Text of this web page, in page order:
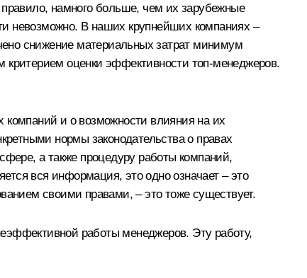
правило, намного больше, чем их зарубежные
невозможно. В наших крупнейших компаниях –
снижение материальных затрат минимум
критерием оценки эффективности топ-менеджеров.
и о возможности влияния на их
нормы законодательства о правах
а также процедуру работы компаний,
вся информация, это одно означает – это
своими правами, – это тоже существует.
работы менеджеров. Эту работу,